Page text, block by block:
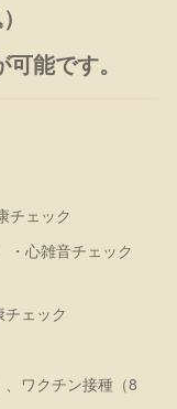
能です。
ェック
心雑音チェック
ェック
ワクチン接種（8